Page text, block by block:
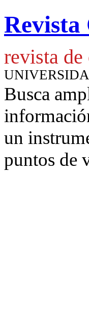
Revista
revista
Busca
un
puntos de